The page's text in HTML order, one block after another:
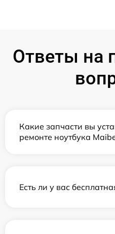
Ответы на
Какие запчасти вы
ремонте ноутбука
Есть ли у вас